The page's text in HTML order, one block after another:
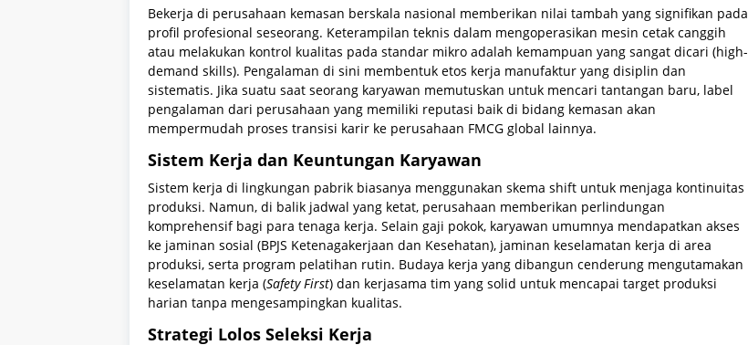
Bekerja di perusahaan kemasan berskala nasional memberikan nilai tambah yang signifikan pada
profil profesional seseorang. Keterampilan teknis dalam mengoperasikan mesin cetak canggih
atau melakukan kontrol kualitas pada standar mikro adalah kemampuan yang sangat dicari (high-
demand skills). Pengalaman di sini membentuk etos kerja manufaktur yang disiplin dan
sistematis. Jika suatu saat seorang karyawan memutuskan untuk mencari tantangan baru, label
pengalaman dari perusahaan yang memiliki reputasi baik di bidang kemasan akan
mempermudah proses transisi karir ke perusahaan FMCG global lainnya.
Sistem Kerja dan Keuntungan Karyawan
Sistem kerja di lingkungan pabrik biasanya menggunakan skema shift untuk menjaga kontinuitas
produksi. Namun, di balik jadwal yang ketat, perusahaan memberikan perlindungan
komprehensif bagi para tenaga kerja. Selain gaji pokok, karyawan umumnya mendapatkan akses
ke jaminan sosial (BPJS Ketenagakerjaan dan Kesehatan), jaminan keselamatan kerja di area
produksi, serta program pelatihan rutin. Budaya kerja yang dibangun cenderung mengutamakan
keselamatan kerja (Safety First) dan kerjasama tim yang solid untuk mencapai target produksi
harian tanpa mengesampingkan kualitas.
Strategi Lolos Seleksi Kerja